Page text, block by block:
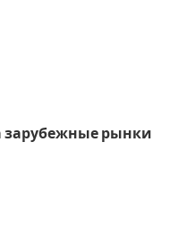
зарубежные рынки